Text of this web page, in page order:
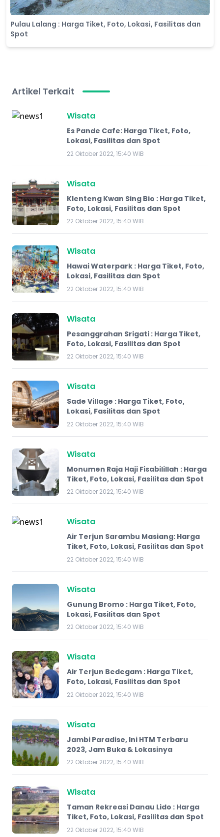
Pulau Lalang : Harga Tiket, Foto, Lokasi, Fasilitas dan
Spot
Artikel Terkait
Wisata
Es Pande Cafe: Harga Tiket, Foto,
Lokasi, Fasilitas dan Spot
22 Oktober 2022, 15:40 WIB
Wisata
Klenteng Kwan Sing Bio : Harga Tiket,
Foto, Lokasi, Fasilitas dan Spot
22 Oktober 2022, 15:40 WIB
Wisata
Hawai Waterpark : Harga Tiket, Foto,
Lokasi, Fasilitas dan Spot
22 Oktober 2022, 15:40 WIB
Wisata
Pesanggrahan Srigati : Harga Tiket,
Foto, Lokasi, Fasilitas dan Spot
22 Oktober 2022, 15:40 WIB
Wisata
Sade Village : Harga Tiket, Foto,
Lokasi, Fasilitas dan Spot
22 Oktober 2022, 15:40 WIB
Wisata
Monumen Raja Haji Fisabilillah : Harga
Tiket, Foto, Lokasi, Fasilitas dan Spot
22 Oktober 2022, 15:40 WIB
Wisata
Air Terjun Sarambu Masiang: Harga
Tiket, Foto, Lokasi, Fasilitas dan Spot
22 Oktober 2022, 15:40 WIB
Wisata
Gunung Bromo : Harga Tiket, Foto,
Lokasi, Fasilitas dan Spot
22 Oktober 2022, 15:40 WIB
Wisata
Air Terjun Bedegam : Harga Tiket,
Foto, Lokasi, Fasilitas dan Spot
22 Oktober 2022, 15:40 WIB
Wisata
Jambi Paradise, Ini HTM Terbaru
2023, Jam Buka & Lokasinya
22 Oktober 2022, 15:40 WIB
Wisata
Taman Rekreasi Danau Lido : Harga
Tiket, Foto, Lokasi, Fasilitas dan Spot
22 Oktober 2022, 15:40 WIB